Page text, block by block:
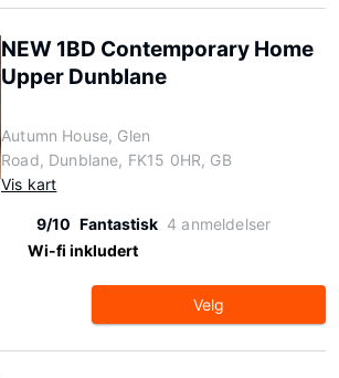
NEW 1BD Contemporary Home
Upper Dunblane
Autumn House, Glen
Road, Dunblane, FK15 0HR, GB
Vis kart
9/10 Fantastisk 4 anmeldelser
Wi-fi inkludert
Velg